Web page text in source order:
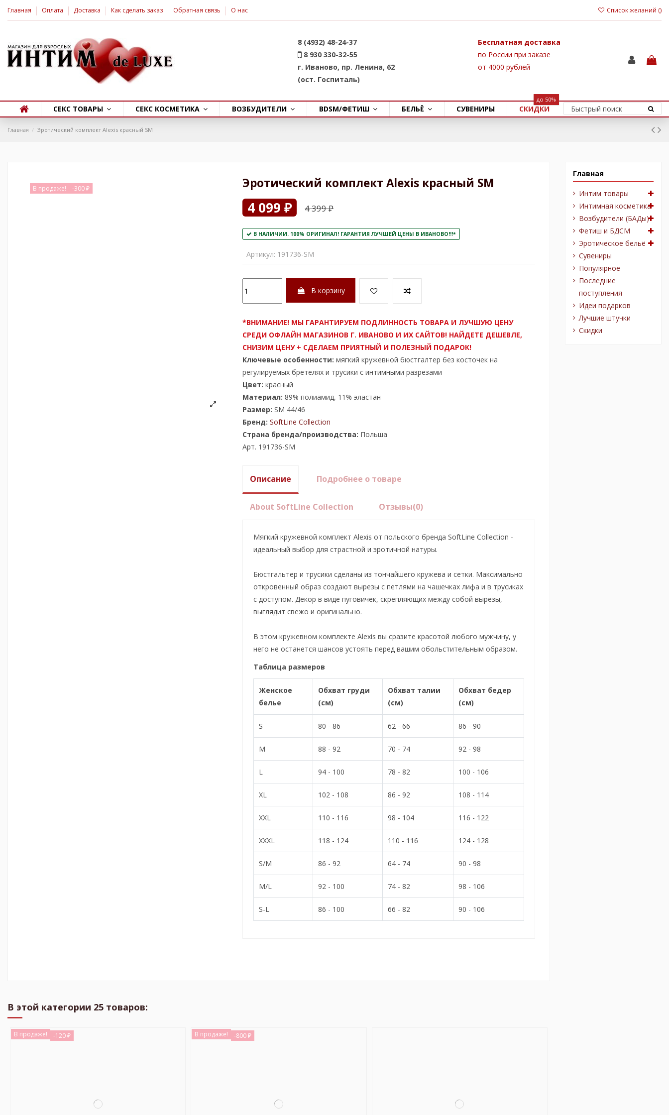
Главная Оплата Доставка Как сделать заказ Обратная связь О нас Список желаний ()
8 (4932) 48-24-37
8 930 330-32-55
г. Иваново, пр. Ленина, 62
(ост. Госпиталь)
Бесплатная доставка
по России при заказе
от 4000 рублей
СЕКС ТОВАРЫ СЕКС КОСМЕТИКА ВОЗБУДИТЕЛИ BDSM/ФЕТИШ БЕЛЬЁ СУВЕНИРЫ СКИДКИ
до 50%
Главная Эротический комплект Alexis красный SM
В продаже! -300 ₽ Эротический комплект Alexis красный SM
4 099 ₽ 4 399 ₽
В НАЛИЧИИ. 100% ОРИГИНАЛ! ГАРАНТИЯ ЛУЧШЕЙ ЦЕНЫ В ИВАНОВО!!!*
Артикул: 191736-SM
В корзину
*ВНИМАНИЕ! МЫ ГАРАНТИРУЕМ ПОДЛИННОСТЬ ТОВАРА И ЛУЧШУЮ ЦЕНУ
СРЕДИ ОФЛАЙН МАГАЗИНОВ Г. ИВАНОВО И ИХ САЙТОВ! НАЙДЕТЕ ДЕШЕВЛЕ,
СНИЗИМ ЦЕНУ + СДЕЛАЕМ ПРИЯТНЫЙ И ПОЛЕЗНЫЙ ПОДАРОК!
Ключевые особенности: мягкий кружевной бюстгалтер без косточек на
регулируемых бретелях и трусики с интимными разрезами
Цвет: красный
Материал: 89% полиамид, 11% эластан
Размер: SM 44/46
Бренд: SoftLine Collection
Страна бренда/производства: Польша
Арт. 191736-SM
Описание Подробнее о товаре
About SoftLine Collection Отзывы(0)
Мягкий кружевной комплект Alexis от польского бренда SoftLine Collection -
идеальный выбор для страстной и эротичной натуры.
Бюстгальтер и трусики сделаны из тончайшего кружева и сетки. Максимально
откровенный образ создают вырезы с петлями на чашечках лифа и в трусиках
с доступом. Декор в виде пуговичек, скрепляющих между собой вырезы,
выглядит свежо и оригинально.
В этом кружевном комплекте Alexis вы сразите красотой любого мужчину, у
него не останется шансов устоять перед вашим обольстительным образом.
Таблица размеров
Женское
белье
Обхват груди
(см)
Обхват талии
(см)
Обхват бедер
(см)
S 80 - 86 62 - 66 86 - 90
M 88 - 92 70 - 74 92 - 98
L 94 - 100 78 - 82 100 - 106
XL 102 - 108 86 - 92 108 - 114
XXL 110 - 116 98 - 104 116 - 122
XXXL 118 - 124 110 - 116 124 - 128
S/M 86 - 92 64 - 74 90 - 98
M/L 92 - 100 74 - 82 98 - 106
S-L 86 - 100 66 - 82 90 - 106
В этой категории 25 товаров:
В продаже! -120 ₽ В продаже! -800 ₽
Главная
Интим товары
Интимная косметика
Возбудители (БАДы)
Фетиш и БДСМ
Эротическое бельё
Сувениры
Популярное
Последние
поступления
Идеи подарков
Лучшие штучки
Скидки